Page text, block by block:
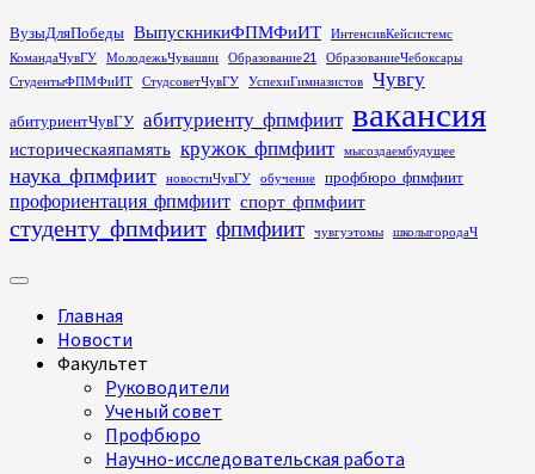
Перейти
к
содержимому
ВузыДляПобеды ВыпускникиФПМФиИТ
ИнтенсивКейсистемс
КомандаЧувГУ
МолодежьЧувашии Образование21
ОбразованиеЧебоксары
СтудентыФПМФиИТ
СтудсоветЧувГУ УспехиГимназистов Чувгу
абитуриентЧувГУ абитуриенту_фпмфиит вакансия
историческаяпамять кружок_фпмфиит мысоздаембудущее
наука_фпмфиит новостиЧувГУ обучение профбюро_фпмфиит
профориентация_фпмфиит спорт_фпмфиит
студенту_фпмфиит фпмфиит чувгуэтомы школыгородаЧ
Основное
Главная
Новости
Факультет
Руководители
Ученый совет
Профбюро
Научно-исследовательская работа